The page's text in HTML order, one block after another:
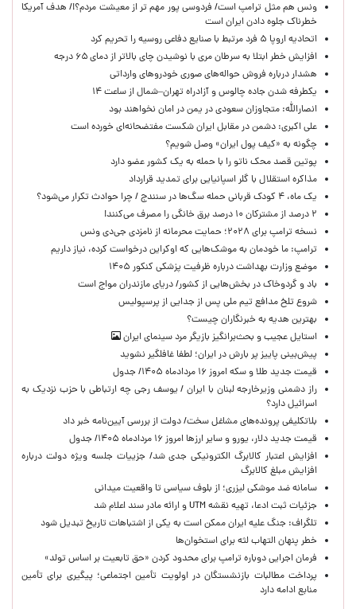
ونس هم مثل ترامپ است/ فردوسی پور مهم تر از معیشت مردم؟!/ هدف آمریکا
خطرناک جلوه دادن ایران است
اتحادیه اروپا ۵ فرد مرتبط با صنایع دفاعی روسیه را تحریم کرد
افزایش خطر ابتلا به سرطان مری با نوشیدن چای بالاتر از دمای ۶۵ درجه
هشدار درباره فروش حواله‌های صوری خودروهای وارداتی
یکطرفه شدن جاده چالوس و آزادراه تهران–شمال از ساعت ۱۴
انصارالله: متجاوزان سعودی در یمن در امان نخواهند بود
علی اکبری: دشمن در مقابل ایران شکست مفتضحانه‌ای خورده است
چگونه به «کیف پول ایران» وصل شویم؟
پوتین قصد محک ناتو را با حمله به یک کشور عضو دارد
مذاکره استقلال با گلر اسپانیایی برای تمدید قرارداد
یک ماه، ۴ کودک قربانی حمله سگ‌ها در سنندج / چرا حوادث تکرار می‌شود؟
۲ درصد از مشترکان ۱۰ درصد برق خانگی را مصرف می‌کنند!
نسخه ترامپ برای ۲۰۲۸؛ حمایت محرمانه از نامزدی جی‌دی ونس
ترامپ: ما خودمان به موشک‌هایی که اوکراین درخواست کرده، نیاز داریم
موضع وزارت بهداشت درباره ظرفیت پزشکی کنکور ۱۴۰۵
باد و گردوخاک در بخش‌هایی از کشور/ دریای مازندران مواج است
شروع تلخ مدافع تیم ملی پس از جدایی از پرسپولیس
بهترین هدیه به خبرنگاران چیست؟
استایل عجیب و بحث‌برانگیز بازیگر مرد سینمای ایران
پیش‌بینی پاییز پر بارش در ایران؛ لطفا غافلگیر نشوید
قیمت جدید طلا و سکه امروز ۱۶ مردادماه ۱۴۰۵/ جدول
راز دشمنی وزیرخارجه لبنان با ایران / یوسف رجی چه ارتباطی با حزب نزدیک به
اسرائیل دارد؟
بلاتکلیفی پرونده‌های مشاغل سخت/ دولت از بررسی آیین‌نامه خبر داد
قیمت جدید دلار، یورو و سایر ارزها امروز ۱۶ مردادماه ۱۴۰۵/ جدول
افزایش اعتبار کالابرگ الکترونیکی جدی شد/ جزییات جلسه ویژه دولت درباره
افزایش مبلغ کالابرگ
سامانه ضد موشکی لیزری؛ از بلوف سیاسی تا واقعیت میدانی
جزئیات ثبت ادعا، تهیه نقشه UTM و ارائه مادر سند اعلام شد
تلگراف: جنگ علیه ایران ممکن است به یکی از اشتباهات تاریخ تبدیل شود
خطر پنهان التهاب لثه برای استخوان‌ها
فرمان اجرایی دوباره ترامپ برای محدود کردن «حق تابعیت بر اساس تولد»
پرداخت مطالبات بازنشستگان در اولویت تأمین اجتماعی؛ پیگیری برای تأمین
منابع ادامه دارد